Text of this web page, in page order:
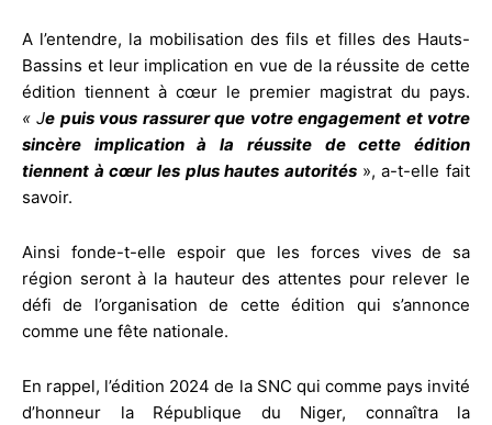
A l’entendre, la mobilisation des fils et filles des Hauts-
Bassins et leur implication en vue de la réussite de cette
édition tiennent à cœur le premier magistrat du pays.
« Je puis vous rassurer que votre engagement et votre
sincère implication à la réussite de cette édition
tiennent à cœur les plus hautes autorités », a-t-elle fait
savoir.
Ainsi fonde-t-elle espoir que les forces vives de sa
région seront à la hauteur des attentes pour relever le
défi de l’organisation de cette édition qui s’annonce
comme une fête nationale.
En rappel, l’édition 2024 de la SNC qui comme pays invité
d’honneur la République du Niger, connaîtra la